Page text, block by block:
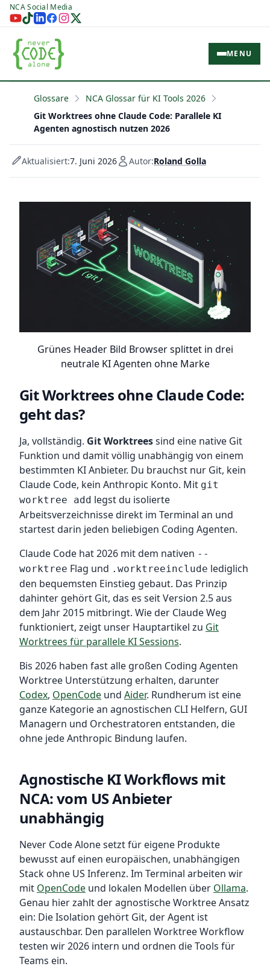
NCA Social Media
MENU
Glossare
NCA Glossar für KI Tools 2026
Git Worktrees ohne Claude Code: Parallele KI
Agenten agnostisch nutzen 2026
Aktualisiert:7. Juni 2026 Autor:Roland Golla
Grünes Header Bild Browser splittet in drei
neutrale KI Agenten ohne Marke
Git Worktrees ohne Claude Code:
geht das?
Ja, vollständig. Git Worktreessind eine native Git
Funktion und damit völlig unabhängig von einem
bestimmten KI Anbieter. Du brauchst nur Git, kein
Claude Code, kein Anthropic Konto. Mit git
worktree add legst du isolierte
Arbeitsverzeichnisse direkt im Terminal an und
startest darin jeden beliebigen Coding Agenten.
Claude Code hat 2026 mit dem nativen --
worktree Flag und .worktreeinclude lediglich
den bequemsten Einstieg gebaut. Das Prinzip
dahinter gehört Git, das es seit Version 2.5 aus
dem Jahr 2015 mitbringt. Wie der Claude Weg
funktioniert, zeigt unser Hauptartikel zu Git
Worktrees für parallele KI Sessions.
Bis 2026 haben fast alle großen Coding Agenten
Worktree Unterstützung erhalten, darunter
Codex, OpenCode und Aider. Rundherum ist eine
ganze Kategorie an agnostischen CLI Helfern, GUI
Managern und Orchestratoren entstanden, die
ohne jede Anthropic Bindung laufen.
Agnostische KI Workflows mit
NCA: vom US Anbieter
unabhängig
Never Code Alone setzt für eigene Produkte
bewusst auf einen europäischen, unabhängigen
Stack ohne US Inferenz. Im Terminal arbeiten wir
mit OpenCode und lokalen Modellen über Ollama.
Genau hier zahlt der agnostische Worktree Ansatz
ein: Die Isolation gehört Git, der Agent ist
austauschbar. Den parallelen Worktree Workflow
testen wir 2026 intern und ordnen die Tools für
Teams ein.